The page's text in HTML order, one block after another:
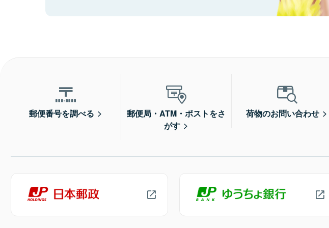
郵便番号を調べる
郵便局・ATM・ポストをさ
がす
荷物のお問い合わせ